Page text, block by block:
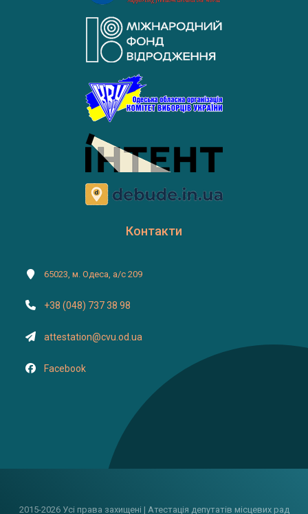
Контакти
65023, м. Одеса, а/с 209
+38 (048) 737 38 98
attestation@cvu.od.ua
Facebook
2015-2026 Усі права захищені | Атестація депутатів місцевих рад